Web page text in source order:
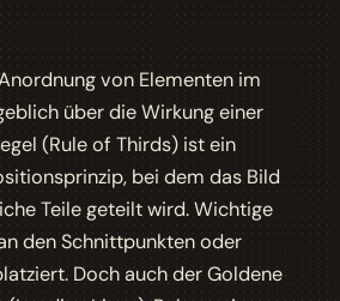
von Elementen im
über die Wirkung einer
(Rule of Thirds) ist ein
bei dem das Bild
Teile geteilt wird. Wichtige
den Schnittpunkten oder
Doch auch der Goldene